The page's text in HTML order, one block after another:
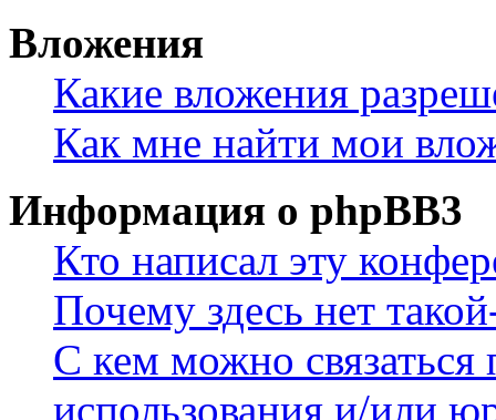
Вложения
Какие вложения
Как мне найти мои
Информация о phpBB3
Кто написал эту
Почему здесь нет
С кем можно связаться
использования и/или